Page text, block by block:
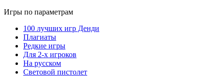
Игры по параметрам
100 лучших игр Денди
Плагиаты
Редкие игры
Для 2-х игроков
На русском
Световой пистолет